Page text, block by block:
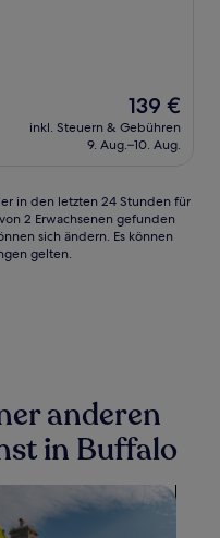
Der
Preis
beträgt
139 €
inkl. Steuern & Gebühren
9. Aug.–10. Aug.
in den letzten 24 Stunden für
2 Erwachsenen gefunden
sich ändern. Es können
gelten.
anderen
in Buffalo
nach Landhäusern